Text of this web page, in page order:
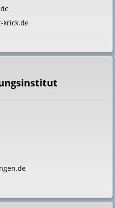
krick.de